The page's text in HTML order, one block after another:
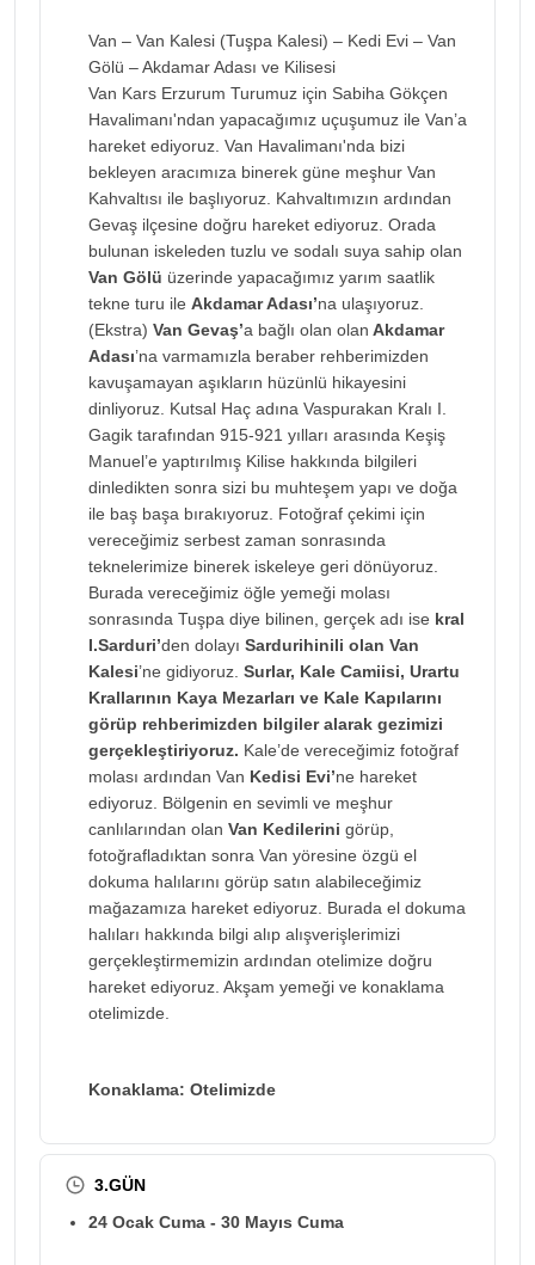
Van – Van Kalesi (Tuşpa Kalesi) – Kedi Evi – Van
Gölü – Akdamar Adası ve Kilisesi
Van Kars Erzurum Turumuz için Sabiha Gökçen
Havalimanı'ndan yapacağımız uçuşumuz ile Van’a
hareket ediyoruz. Van Havalimanı'nda bizi
bekleyen aracımıza binerek güne meşhur Van
Kahvaltısı ile başlıyoruz. Kahvaltımızın ardından
Gevaş ilçesine doğru hareket ediyoruz. Orada
bulunan iskeleden tuzlu ve sodalı suya sahip olan
Van Gölü üzerinde yapacağımız yarım saatlik
tekne turu ile Akdamar Adası’na ulaşıyoruz.
(Ekstra) Van Gevaş’a bağlı olan olan Akdamar
Adası’na varmamızla beraber rehberimizden
kavuşamayan aşıkların hüzünlü hikayesini
dinliyoruz. Kutsal Haç adına Vaspurakan Kralı I.
Gagik tarafından 915-921 yılları arasında Keşiş
Manuel’e yaptırılmış Kilise hakkında bilgileri
dinledikten sonra sizi bu muhteşem yapı ve doğa
ile baş başa bırakıyoruz. Fotoğraf çekimi için
vereceğimiz serbest zaman sonrasında
teknelerimize binerek iskeleye geri dönüyoruz.
Burada vereceğimiz öğle yemeği molası
sonrasında Tuşpa diye bilinen, gerçek adı ise kral
I.Sarduri’den dolayı Sardurihinili olan Van
Kalesi’ne gidiyoruz. Surlar, Kale Camiisi, Urartu
Krallarının Kaya Mezarları ve Kale Kapılarını
görüp rehberimizden bilgiler alarak gezimizi
gerçekleştiriyoruz. Kale’de vereceğimiz fotoğraf
molası ardından Van Kedisi Evi’ne hareket
ediyoruz. Bölgenin en sevimli ve meşhur
canlılarından olan Van Kedilerini görüp,
fotoğrafladıktan sonra Van yöresine özgü el
dokuma halılarını görüp satın alabileceğimiz
mağazamıza hareket ediyoruz. Burada el dokuma
halıları hakkında bilgi alıp alışverişlerimizi
gerçekleştirmemizin ardından otelimize doğru
hareket ediyoruz. Akşam yemeği ve konaklama
otelimizde.
Konaklama: Otelimizde
3.GÜN
24 Ocak Cuma - 30 Mayıs Cuma